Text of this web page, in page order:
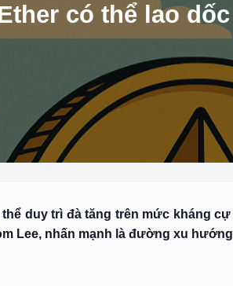
có thể lao
thể duy trì đà tăng trên mức kháng
Lee, nhấn mạnh là đường xu